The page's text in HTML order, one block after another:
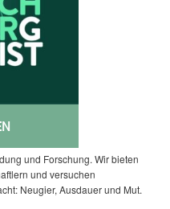
und Forschung. Wir bieten
und versuchen
Neugier, Ausdauer und Mut.